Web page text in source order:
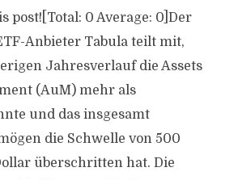
post![Total: 0 Average: 0]Der
Anbieter Tabula teilt mit,
Jahresverlauf die Assets
(AuM) mehr als
und das insgesamt
die Schwelle von 500
überschritten hat. Die